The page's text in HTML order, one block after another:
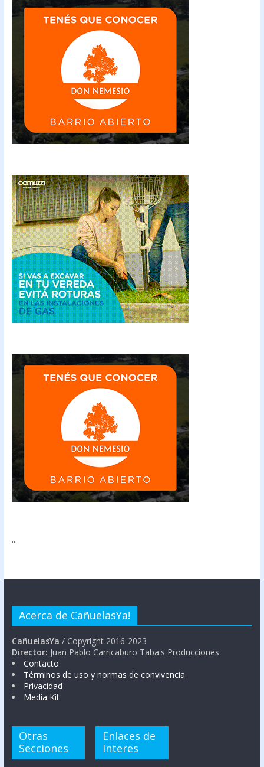
...
Acerca de CañuelasYa!
CañuelasYa / Copyright 2016-2023
Director: Juan Pablo Carricaburo Taba's Producciones
Contacto
Términos de uso y normas de convivencia
Privacidad
Media Kit
Otras
Secciones
Enlaces de
Interes